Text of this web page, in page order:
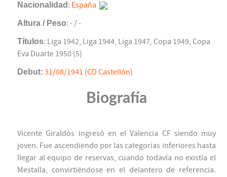
Nacionalidad : España
Altura / Peso: - / -
Títulos: Liga 1942, Liga 1944, Liga 1947, Copa 1949, Copa
Eva Duarte 1950 (5)
Debut: 31/08/1941 (CD Castellón)
Biografía
Vicente Giraldós ingresó en el Valencia CF siendo muy
joven. Fue ascendiendo por las categorías inferiores hasta
llegar al equipo de reservas, cuando todavía no existía el
Mestalla, convirtiéndose en el delantero de referencia.